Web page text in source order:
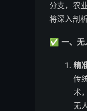
分支，农
将深入剖
✅ 一、无
精
传
术
无